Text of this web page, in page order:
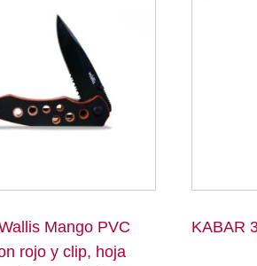
Mango PVC
rojo y clip, hoja
KABAR